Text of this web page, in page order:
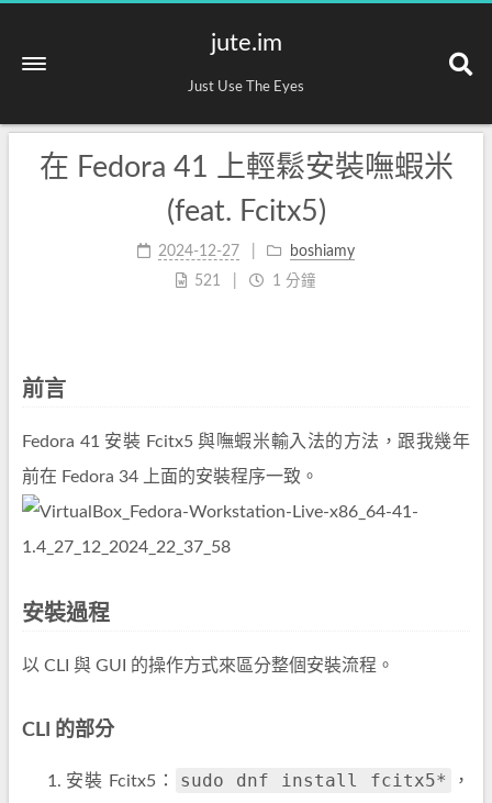
jute.im
Just Use The Eyes
在 Fedora 41 上輕鬆安裝嘸蝦米
(feat. Fcitx5)
2024-12-27
boshiamy
521
1 分鐘
前言
Fedora 41 安裝 Fcitx5 與嘸蝦米輸入法的方法，跟我幾年
前在 Fedora 34 上面的安裝程序一致。
安裝過程
以 CLI 與 GUI 的操作方式來區分整個安裝流程。
CLI 的部分
安裝 Fcitx5： sudo dnf install fcitx5*
，